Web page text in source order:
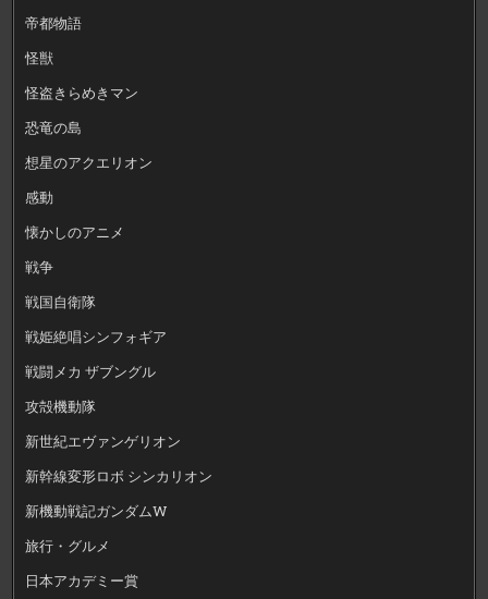
帝都物語
怪獣
怪盗きらめきマン
恐竜の島
想星のアクエリオン
感動
懐かしのアニメ
戦争
戦国自衛隊
戦姫絶唱シンフォギア
戦闘メカ ザブングル
攻殻機動隊
新世紀エヴァンゲリオン
新幹線変形ロボ シンカリオン
新機動戦記ガンダムW
旅行・グルメ
日本アカデミー賞